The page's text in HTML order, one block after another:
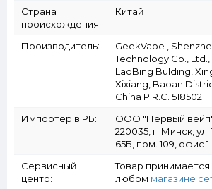
Страна
происхождения:
Китай
Производитель:
GeekVape ,
Technology Co.,
LaoBing Bulding,
Xixiang, Baoan
China P.R.C. 518502
Импортер в РБ:
ООО "Первый
220035, г. Минск,
65Б, пом. 109, офис 1
Сервисный
центр:
Товар принимается
любом магазине